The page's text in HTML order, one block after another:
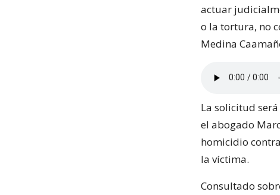
actuar
o la tortura, no
Medina
La solicitud
el abogado
homicidio
la víctima.
Consultado